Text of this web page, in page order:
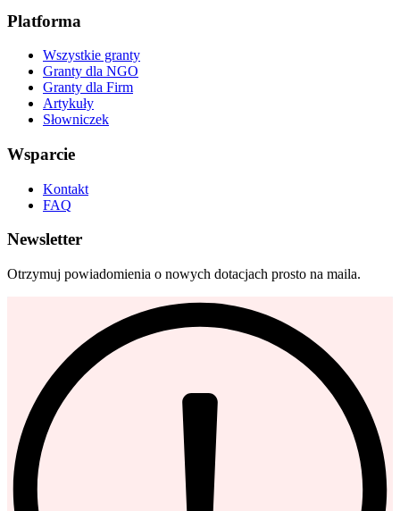
Platforma
Wszystkie granty
Granty dla NGO
Granty dla Firm
Artykuły
Słowniczek
Wsparcie
Kontakt
FAQ
Newsletter
Otrzymuj powiadomienia o nowych dotacjach prosto na maila.